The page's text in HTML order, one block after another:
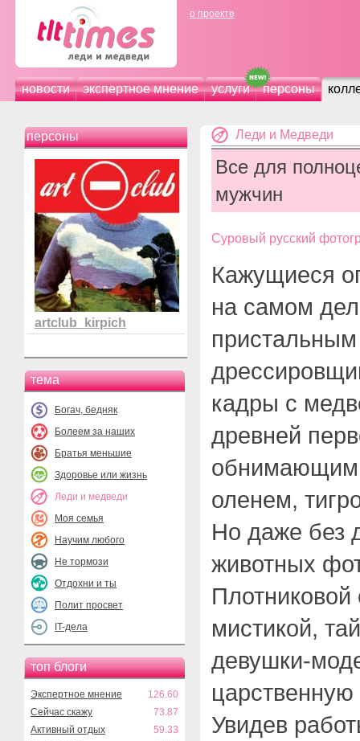
о проекте
новости экспертное мнение услуги персоны
персоны
artclub_kirpich
тема
Богач, бедняк
Болеем за наших
Братья меньшие
Здоровье или жизнь
Леди и медведи
Моя семья
Научим любого
Не тормози
Отдохни и ты
Полит просвет
IT-дела
топ блоги
Экспертное мнение
126.60
Сейчас скажу
73.87
Активный отдых
59.33
Леди и Медведи
Все для
мужчин
Суровый русский
Кажущиеся
на самом
кадры с
древней
обнимающим
оленем,
Но даже без
животных
Плотниковой
мистикой,
девушки-
Увидев